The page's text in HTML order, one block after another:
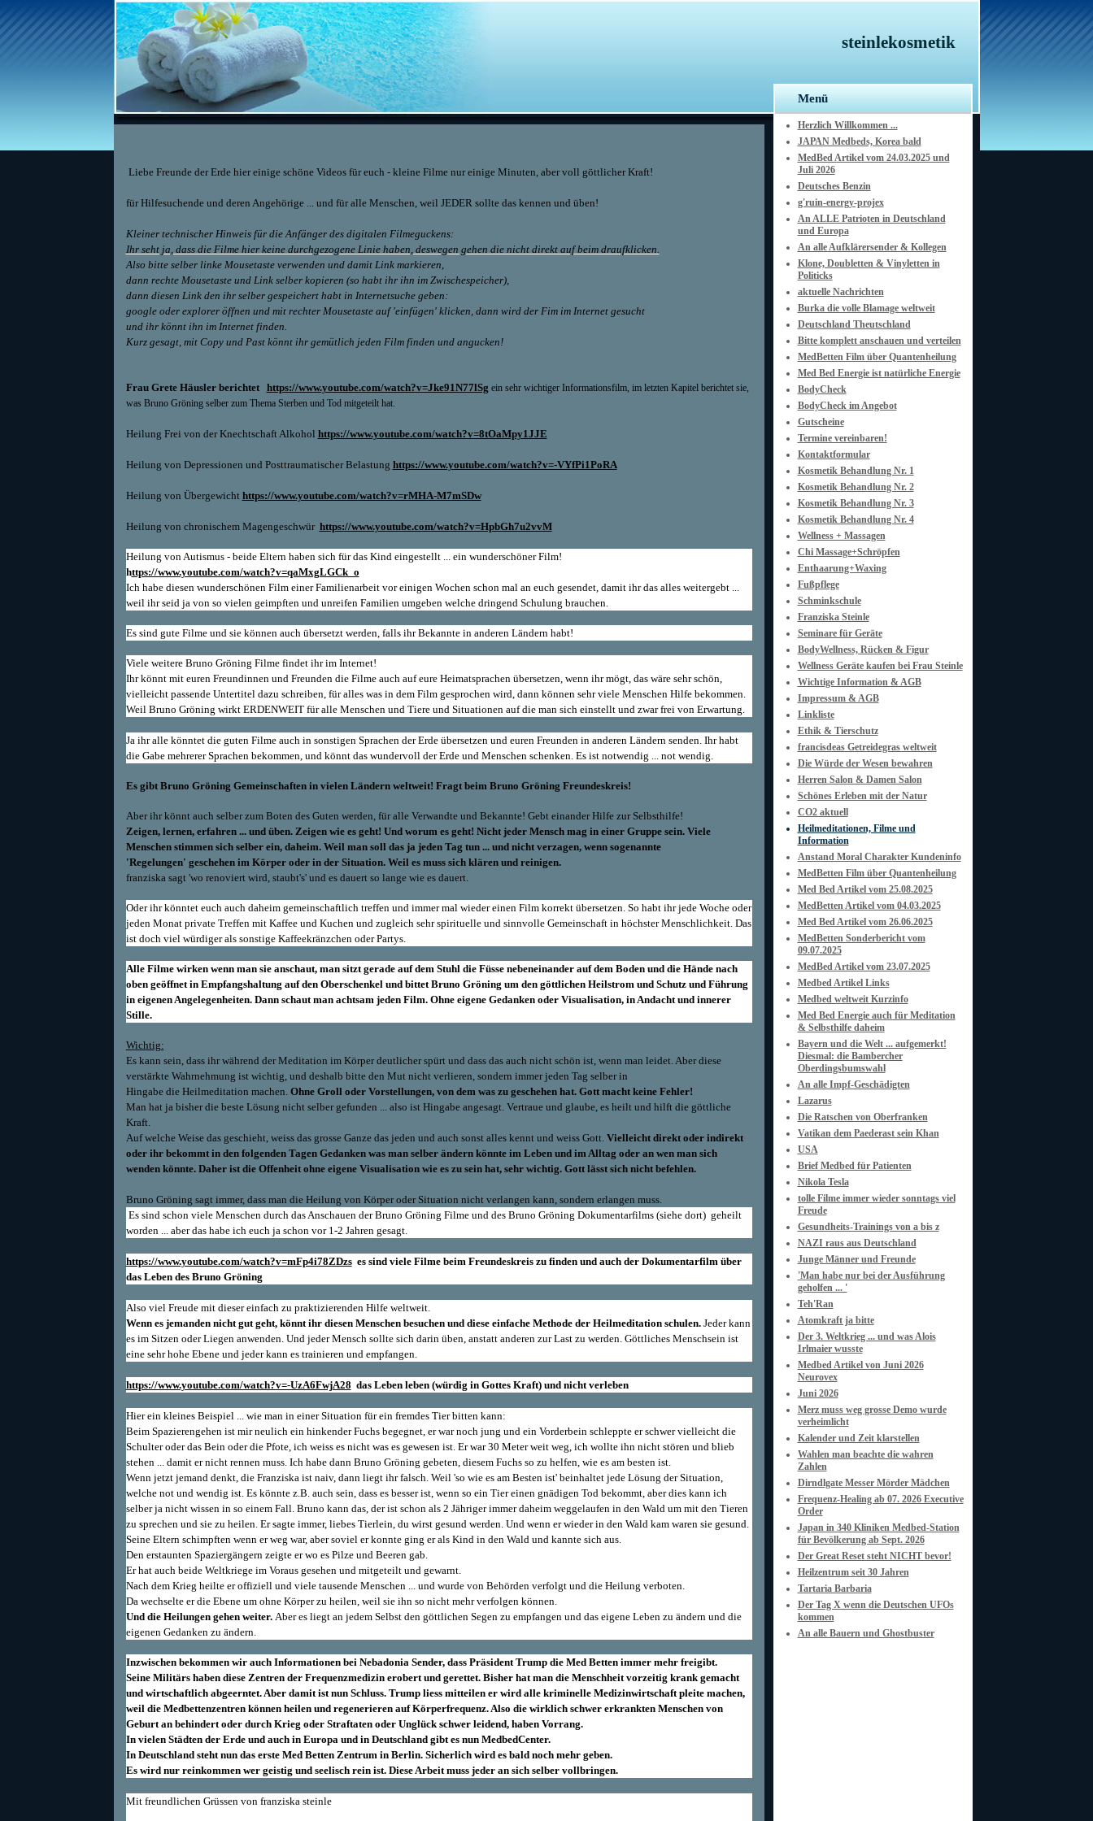
steinlekosmetik
Liebe Freunde der Erde hier einige schöne Videos für euch - kleine Filme nur einige Minuten, aber voll göttlicher Kraft!
für Hilfesuchende und deren Angehörige ... und für alle Menschen, weil JEDER sollte das kennen und üben!
Kleiner technischer Hinweis für die Anfänger des digitalen Filmeguckens:
Ihr seht ja, dass die Filme hier keine durchgezogene Linie haben, deswegen gehen die nicht direkt auf beim draufklicken.
Also bitte selber linke Mousetaste verwenden und damit Link markieren,
dann rechte Mousetaste und Link selber kopieren (so habt ihr ihn im Zwischespeicher),
dann diesen Link den ihr selber gespeichert habt in Internetsuche geben:
google oder explorer öffnen und mit rechter Mousetaste auf 'einfügen' klicken, dann wird der Fim im Internet gesucht
und ihr könnt ihn im Internet finden.
Kurz gesagt, mit Copy und Past könnt ihr gemütlich jeden Film finden und angucken!
Frau Grete Häusler berichtet https://www.youtube.com/watch?v=Jke91N77lSg ein sehr wichtiger Informationsfilm, im letzten Kapitel berichtet sie,
was Bruno Gröning selber zum Thema Sterben und Tod mitgeteilt hat.
Heilung Frei von der Knechtschaft Alkohol https://www.youtube.com/watch?v=8tOaMpy1JJE
Heilung von Depressionen und Posttraumatischer Belastung https://www.youtube.com/watch?v=-VYfPi1PoRA
Heilung von Übergewicht https://www.youtube.com/watch?v=rMHA-M7mSDw
Heilung von chronischem Magengeschwür https://www.youtube.com/watch?v=HpbGh7u2vvM
Heilung von Autismus - beide Eltern haben sich für das Kind eingestellt ... ein wunderschöner Film!
https://www.youtube.com/watch?v=qaMxgLGCk_o
Ich habe diesen wunderschönen Film einer Familienarbeit vor einigen Wochen schon mal an euch gesendet, damit ihr das alles weitergebt ...
weil ihr seid ja von so vielen geimpften und unreifen Familien umgeben welche dringend Schulung brauchen.
Es sind gute Filme und sie können auch übersetzt werden, falls ihr Bekannte in anderen Ländern habt!
Viele weitere Bruno Gröning Filme findet ihr im Internet!
Ihr könnt mit euren Freundinnen und Freunden die Filme auch auf eure Heimatsprachen übersetzen, wenn ihr mögt, das wäre sehr schön,
vielleicht passende Untertitel dazu schreiben, für alles was in dem Film gesprochen wird, dann können sehr viele Menschen Hilfe bekommen.
Weil Bruno Gröning wirkt ERDENWEIT für alle Menschen und Tiere und Situationen auf die man sich einstellt und zwar frei von Erwartung.
Ja ihr alle könntet die guten Filme auch in sonstigen Sprachen der Erde übersetzen und euren Freunden in anderen Ländern senden. Ihr habt
die Gabe mehrerer Sprachen bekommen, und könnt das wundervoll der Erde und Menschen schenken. Es ist notwendig ... not wendig.
Es gibt Bruno Gröning Gemeinschaften in vielen Ländern weltweit! Fragt beim Bruno Gröning Freundeskreis!
Aber ihr könnt auch selber zum Boten des Guten werden, für alle Verwandte und Bekannte! Gebt einander Hilfe zur Selbsthilfe!
Zeigen, lernen, erfahren ... und üben. Zeigen wie es geht! Und worum es geht! Nicht jeder Mensch mag in einer Gruppe sein. Viele
Menschen stimmen sich selber ein, daheim. Weil man soll das ja jeden Tag tun ... und nicht verzagen, wenn sogenannte
'Regelungen' geschehen im Körper oder in der Situation. Weil es muss sich klären und reinigen.
franziska sagt 'wo renoviert wird, staubt's' und es dauert so lange wie es dauert.
Oder ihr könntet euch auch daheim gemeinschaftlich treffen und immer mal wieder einen Film korrekt übersetzen. So habt ihr jede Woche oder
jeden Monat private Treffen mit Kaffee und Kuchen und zugleich sehr spirituelle und sinnvolle Gemeinschaft in höchster Menschlichkeit. Das
ist doch viel würdiger als sonstige Kaffeekränzchen oder Partys.
Alle Filme wirken wenn man sie anschaut, man sitzt gerade auf dem Stuhl die Füsse nebeneinander auf dem Boden und die Hände nach
oben geöffnet in Empfangshaltung auf den Oberschenkel und bittet Bruno Gröning um den göttlichen Heilstrom und Schutz und Führung
in eigenen Angelegenheiten. Dann schaut man achtsam jeden Film. Ohne eigene Gedanken oder Visualisation, in Andacht und innerer
Stille.
Wichtig:
Es kann sein, dass ihr während der Meditation im Körper deutlicher spürt und dass das auch nicht schön ist, wenn man leidet. Aber diese
verstärkte Wahrnehmung ist wichtig, und deshalb bitte den Mut nicht verlieren, sondern immer jeden Tag selber in
Hingabe die Heilmeditation machen. Ohne Groll oder Vorstellungen, von dem was zu geschehen hat. Gott macht keine Fehler!
Man hat ja bisher die beste Lösung nicht selber gefunden ... also ist Hingabe angesagt. Vertraue und glaube, es heilt und hilft die göttliche
Kraft.
Auf welche Weise das geschieht, weiss das grosse Ganze das jeden und auch sonst alles kennt und weiss Gott.Vielleicht direkt oder indirekt
oder ihr bekommt in den folgenden Tagen Gedanken was man selber ändern könnte im Leben und im Alltag oder an wen man sich
wenden könnte. Daher ist die Offenheit ohne eigene Visualisation wie es zu sein hat, sehr wichtig. Gott lässt sich nicht befehlen.
Bruno Gröning sagt immer, dass man die Heilung von Körper oder Situation nicht verlangen kann, sondern erlangen muss.
Es sind schon viele Menschen durch das Anschauen der Bruno Gröning Filme und des Bruno Gröning Dokumentarfilms (siehe dort) geheilt
worden ... aber das habe ich euch ja schon vor 1-2 Jahren gesagt.
https://www.youtube.com/watch?v=mFp4i78ZDzses sind viele Filme beim Freundeskreis zu finden und auch der Dokumentarfilm über
das Leben des Bruno Gröning
Also viel Freude mit dieser einfach zu praktizierenden Hilfe weltweit.
Wenn es jemanden nicht gut geht, könnt ihr diesen Menschen besuchen und diese einfache Methode der Heilmeditation schulen. Jeder kann
es im Sitzen oder Liegen anwenden. Und jeder Mensch sollte sich darin üben, anstatt anderen zur Last zu werden. Göttliches Menschsein ist
eine sehr hohe Ebene und jeder kann es trainieren und empfangen.
https://www.youtube.com/watch?v=-UzA6FwjA28 das Leben leben (würdig in Gottes Kraft) und nicht verleben
Hier ein kleines Beispiel ... wie man in einer Situation für ein fremdes Tier bitten kann:
Beim Spazierengehen ist mir neulich ein hinkender Fuchs begegnet, er war noch jung und ein Vorderbein schleppte er schwer vielleicht die
Schulter oder das Bein oder die Pfote, ich weiss es nicht was es gewesen ist. Er war 30 Meter weit weg, ich wollte ihn nicht stören und blieb
stehen ... damit er nicht rennen muss. Ich habe dann Bruno Gröning gebeten, diesem Fuchs so zu helfen, wie es am besten ist.
Wenn jetzt jemand denkt, die Franziska ist naiv, dann liegt ihr falsch. Weil 'so wie es am Besten ist' beinhaltet jede Lösung der Situation,
welche not und wendig ist. Es könnte z.B. auch sein, dass es besser ist, wenn so ein Tier einen gnädigen Tod bekommt, aber dies kann ich
selber ja nicht wissen in so einem Fall. Bruno kann das, der ist schon als 2 Jähriger immer daheim weggelaufen in den Wald um mit den Tieren
zu sprechen und sie zu heilen. Er sagte immer, liebes Tierlein, du wirst gesund werden. Und wenn er wieder in den Wald kam waren sie gesund.
Seine Eltern schimpften wenn er weg war, aber soviel er konnte ging er als Kind in den Wald und kannte sich aus.
Den erstaunten Spaziergängern zeigte er wo es Pilze und Beeren gab.
Er hat auch beide Weltkriege im Voraus gesehen und mitgeteilt und gewarnt.
Nach dem Krieg heilte er offiziell und viele tausende Menschen ... und wurde von Behörden verfolgt und die Heilung verboten.
Da wechselte er die Ebene um ohne Körper zu heilen, weil sie ihn so nicht mehr verfolgen können.
Und die Heilungen gehen weiter. Aber es liegt an jedem Selbst den göttlichen Segen zu empfangen und das eigene Leben zu ändern und die
eigenen Gedanken zu ändern.
Inzwischen bekommen wir auch Informationen bei Nebadonia Sender, dass Präsident Trump die Med Betten immer mehr freigibt.
Seine Militärs haben diese Zentren der Frequenzmedizin erobert und gerettet.Bisher hat man die Menschheit vorzeitig krank gemacht
und wirtschaftlich abgeerntet. Aber damit ist nun Schluss. Trump liess mitteilen er wird alle kriminelle Medizinwirtschaft pleite machen,
weil die Medbettenzentren können heilen und regenerieren auf Körperfrequenz. Also die wirklich schwer erkrankten Menschen von
Geburt an behindert oder durch Krieg oder Straftaten oder Unglück schwer leidend, haben Vorrang.
In vielen Städten der Erde und auch in Europa und in Deutschland gibt es nun MedbedCenter.
In Deutschland steht nun das erste Med Betten Zentrum in Berlin. Sicherlich wird es bald noch mehr geben.
Es wird nur reinkommen wer geistig und seelisch rein ist. Diese Arbeit muss jeder an sich selber vollbringen.
Mit freundlichen Grüssen von franziska steinle
Menü
Herzlich Willkommen ...
JAPAN Medbeds, Korea bald
MedBed Artikel vom 24.03.2025 und
Juli 2026
Deutsches Benzin
g'ruin-energy-projex
An ALLE Patrioten in Deutschland
und Europa
An alle Aufklärersender & Kollegen
Klone, Doubletten & Vinyletten in
Politicks
aktuelle Nachrichten
Burka die volle Blamage weltweit
Deutschland Theutschland
Bitte komplett anschauen und verteilen
MedBetten Film über Quantenheilung
Med Bed Energie ist natürliche Energie
BodyCheck
BodyCheck im Angebot
Gutscheine
Termine vereinbaren!
Kontaktformular
Kosmetik Behandlung Nr. 1
Kosmetik Behandlung Nr. 2
Kosmetik Behandlung Nr. 3
Kosmetik Behandlung Nr. 4
Wellness + Massagen
Chi Massage+Schröpfen
Enthaarung+Waxing
Fußpflege
Schminkschule
Franziska Steinle
Seminare für Geräte
BodyWellness, Rücken & Figur
Wellness Geräte kaufen bei Frau Steinle
Wichtige Information & AGB
Impressum & AGB
Linkliste
Ethik & Tierschutz
francisdeas Getreidegras weltweit
Die Würde der Wesen bewahren
Herren Salon & Damen Salon
Schönes Erleben mit der Natur
CO2 aktuell
Heilmeditationen, Filme und
Information
Anstand Moral Charakter Kundeninfo
MedBetten Film über Quantenheilung
Med Bed Artikel vom 25.08.2025
MedBetten Artikel vom 04.03.2025
Med Bed Artikel vom 26.06.2025
MedBetten Sonderbericht vom
09.07.2025
MedBed Artikel vom 23.07.2025
Medbed Artikel Links
Medbed weltweit Kurzinfo
Med Bed Energie auch für Meditation
& Selbsthilfe daheim
Bayern und die Welt ... aufgemerkt!
Diesmal: die Bambercher
Oberdingsbumswahl
An alle Impf-Geschädigten
Lazarus
Die Ratschen von Oberfranken
Vatikan dem Paederast sein Khan
USA
Brief Medbed für Patienten
Nikola Tesla
tolle Filme immer wieder sonntags viel
Freude
Gesundheits-Trainings von a bis z
NAZI raus aus Deutschland
Junge Männer und Freunde
'Man habe nur bei der Ausführung
geholfen ... '
Teh'Ran
Atomkraft ja bitte
Der 3. Weltkrieg ... und was Alois
Irlmaier wusste
Medbed Artikel von Juni 2026
Neurovex
Juni 2026
Merz muss weg grosse Demo wurde
verheimlicht
Kalender und Zeit klarstellen
Wahlen man beachte die wahren
Zahlen
Dirndlgate Messer Mörder Mädchen
Frequenz-Healing ab 07. 2026 Executive
Order
Japan in 340 Kliniken Medbed-Station
für Bevölkerung ab Sept. 2026
Der Great Reset steht NICHT bevor!
Heilzentrum seit 30 Jahren
Tartaria Barbaria
Der Tag X wenn die Deutschen UFOs
kommen
An alle Bauern und Ghostbuster